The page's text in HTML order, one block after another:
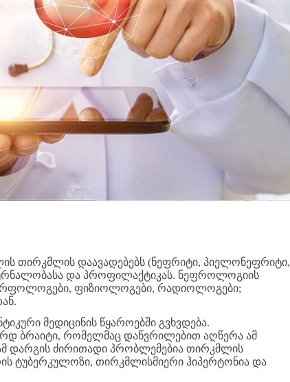
თირკმლის დაავადებებს (ნეფრიტი, პიელონეფრიტი,
და პროფილაქტიკას. ნეფროლოგიის
ფიზიოლოგები, რადიოლოგები;
მედიცინის წყაროებში გვხვდება.
ბრაიტი, რომელმაც დაწვრილებით აღწერა ამ
დარგის ძირითადი პრობლემებია თირკმლის
ტუბერკულოზი, თირკმლისმიერი ჰიპერტონია და